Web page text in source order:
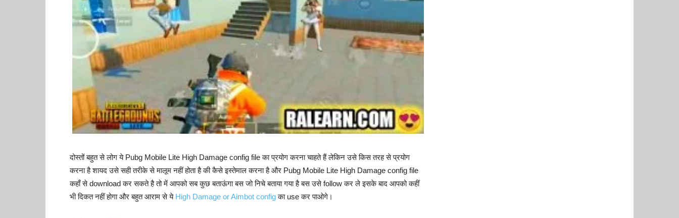
दोस्तों बहुत से लोग ये Pubg Mobile Lite High Damage config file का प्रयोग करना चाहते हैं लेकिन उसे किस तरह से प्रयोग
करना है शायद उसे सही तरीके से मालूम नहीं होता है की कैसे इस्तेमाल करना है और Pubg Mobile Lite High Damage config file
कहाँ से download कर सकते है तो में आपको सब कुछ बताऊंगा बस जो निचे बताया गया है बस उसे follow कर ले इसके बाद आपको कहीं
भी दिकत नहीं होगा और बहुत आराम से ये High Damage or Aimbot configका use कर पाओगे।